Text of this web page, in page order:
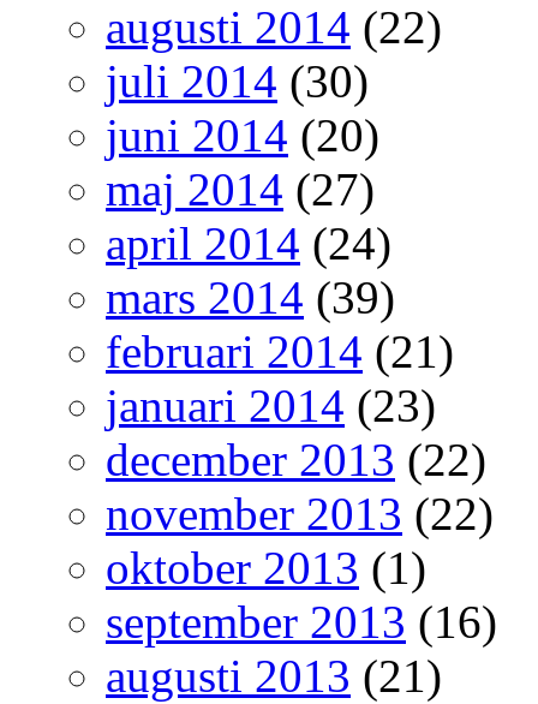
augusti 2014 (22)
juli 2014 (30)
juni 2014 (20)
maj 2014 (27)
april 2014 (24)
mars 2014 (39)
februari 2014 (21)
januari 2014 (23)
december 2013 (22)
november 2013 (22)
oktober 2013 (1)
september 2013 (16)
augusti 2013 (21)